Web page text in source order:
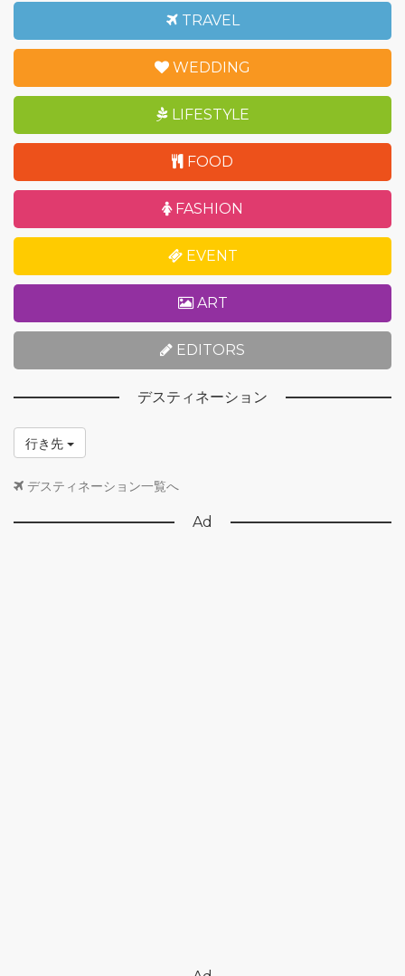
TRAVEL
WEDDING
LIFESTYLE
FOOD
FASHION
EVENT
ART
EDITORS
デスティネーション
行き先
デスティネーション一覧へ
Ad